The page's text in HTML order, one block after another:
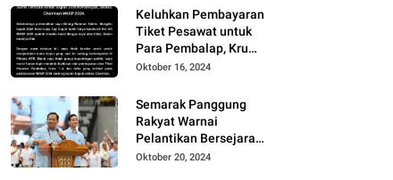
Menyukseskan
Program Pemerintahan
Baru
Keluhkan Pembayaran
Tiket Pesawat untuk
Para Pembalap, Kru
Tim, dan Artis belum
Lombok 2024
Layangkan Surat
Terbuka
Oktober 16, 2024
Semarak Panggung
Rakyat Warnai
Pelantikan Bersejarah
Prabowo-Gibran
Oktober 20, 2024